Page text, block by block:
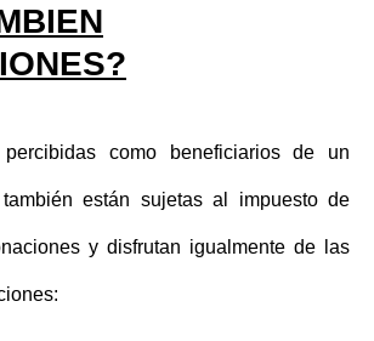
percibidas como beneficiarios de un
están sujetas al impuesto de
y disfrutan igualmente de las